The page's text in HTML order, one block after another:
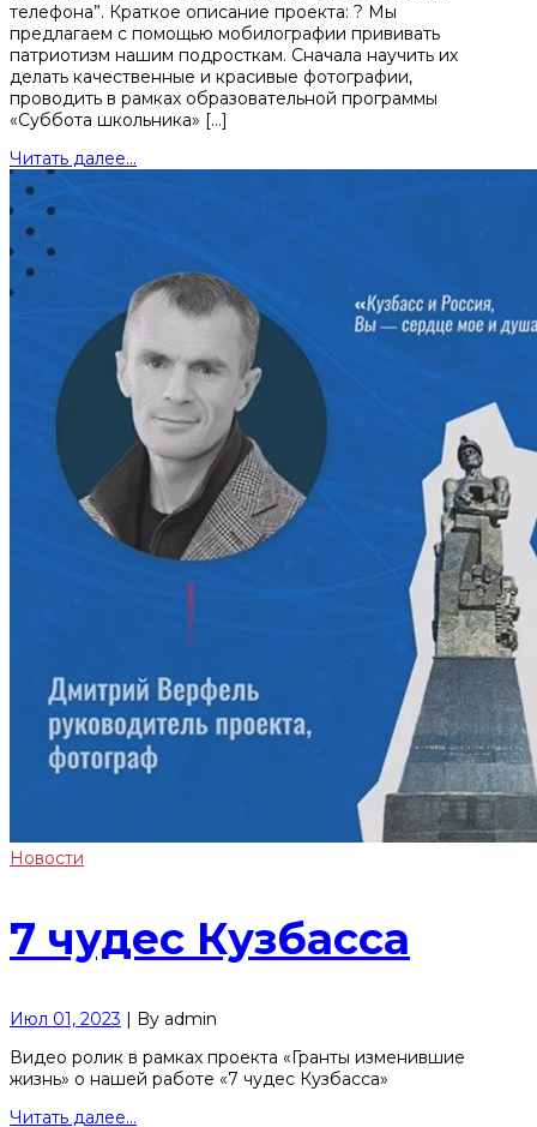
телефона”. Краткое описание проекта: ? Мы
предлагаем с помощью мобилографии прививать
патриотизм нашим подросткам. Сначала научить их
делать качественные и красивые фотографии,
проводить в рамках образовательной программы
«Суббота школьника» […]
Читать далее...
Новости
7 чудес Кузбасса
Июл 01, 2023 | By admin
Видео ролик в рамках проекта «Гранты изменившие
жизнь» о нашей работе «7 чудес Кузбасса»
Читать далее...